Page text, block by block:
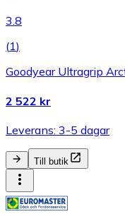
3.8
(1)
Goodyear Ultragrip
2 522 kr
Leverans: 3-5 dagar
Till butik